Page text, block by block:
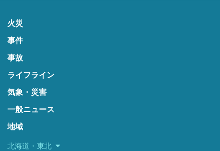
火災
事件
事故
ライフライン
気象・災害
一般ニュース
地域
北海道・東北